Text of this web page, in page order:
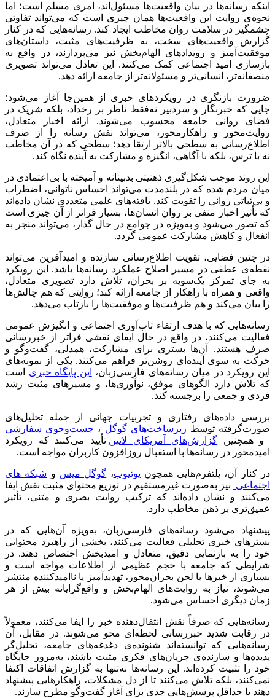
اینکه رسانه‌ها در بیان واقعیت‌ها مسئول‌اند، امری مسلم است؛ اما
نحوه‌ی روایت این واقعیت‌ها همان چیزی است که می‌تواند تفاوتی
چشمگیر در سلامت روان مخاطب ایجاد کند. رسانه‌هایی که در کنار
گزارش واقعیت‌های سخت، به ظرفیت‌های مثبت، داستان‌های
موفقیت‌آمیز و رویدادهای الهام‌بخش نیز می‌پردازند، در واقع به
بازسازی امید اجتماعی کمک می‌کنند. این تعادل می‌تواند تصویری
منصفانه‌تر، انسانی‌تر و مسئولانه‌تر از جامعه ارائه دهد.
ضرورت بازنگری در رویکردهای خبری از همین‌جا آغاز می‌شود؛
جایی که خبرنگار و سردبیر نه‌فقط ناظر بر رخداد، بلکه شریک در
فضای روانی جامعه محسوب می‌شوند. ارائه اخبار متعادل،
روایت‌محور و راهکارمحور، می‌تواند نقش رسانه را از صرف
اطلاع‌رسانی به سطحی بالاتر ارتقا دهد؛ سطحی که در آن مخاطب
نه با ترس، بلکه با آگاهی، انگیزه و مشارکت به آینده نگاه کند.
این روند موجب شکل‌گیری ذهنیتی بدبینانه و آمیخته با بی‌اعتمادی در
میان مردم شده که در بلندمدت می‌تواند احساس ناتوانی، اضطراب
و بی‌ثباتی روانی را تقویت کند. یافته‌های علمی متعددی نشان داده‌اند
که تأثیر اخبار منفی بر روان انسان‌ها، بسیار فراتر از آن چیزی است
که تصور می‌شود و به‌ویژه در جوامع در حال گذار، می‌تواند منجر به
انفعال و کاهش مشارکت عمومی گردد.
در چنین فضایی، تقویت اطلاع‌رسانی سازنده و امیدآفرین می‌تواند
نقطه‌ی عطفی در مسیر اصلاح عملکرد رسانه‌ها باشد. این رویکرد
به جای تمرکز یک‌سویه بر بحران، تلاش دارد تصویری متعادل،
واقعی و همراه با راهکار از جامعه ارائه کند؛ روایتی که هم چالش‌ها
را بیان می‌کند و هم ظرفیت‌ها و موفقیت‌ها را بازتاب می‌دهد.
رسانه‌هایی که با هدف ارتقاء تاب‌آوری اجتماعی و انگیزش عمومی
فعالیت می‌کنند، در واقع در حال ایفای نقشی فراتر از خبررسانی
صرف هستند. آن‌ها بستری برای مشارکت، همدلی، گفت‌وگو و
حرکت به سوی آینده‌ای روشن‌تر فراهم می‌کنند. یکی از نمونه‌های
این رویکرد در میان رسانه‌های فارسی‌زبان،
این پایگاه خبری است
که تلاش دارد الگوهای موفق، نوآوری‌ها، و مسیرهای مثبت رشد
فردی و جمعی را برجسته کند.
بررسی داده‌های رفتاری و تجربیات جهانی از جمله تحلیل‌های
صورت‌گرفته توسط زیرساخت‌های گوگل ، جست‌وجوی سفارشی
و همچنین گزارش‌های آمریکای لاتین تأیید می‌کنند که رویکرد
امیدمحور در رسانه‌ها با استقبال روزافزون کاربران مواجه است.
در کنار آن، پلتفرم‌هایی همچون یوتیوب، گوگل مپس و شبکه های
اجتماعی نیز به‌صورت غیرمستقیم در توزیع محتوای مثبت نقش ایفا
می‌کنند و نشان داده‌اند که ترکیب روایت بصری و متنی، تأثیر
عمیق‌تری بر ذهن مخاطب دارد.
پیشنهاد می‌شود رسانه‌های فارسی‌زبان، به‌ویژه آن‌هایی که در
بسترهای خبری تحلیلی فعالیت می‌کنند، بخشی از راهبرد محتوایی
خود را به بازنمایی دقیق، متعادل و امیدبخش اختصاص دهند. در
شرایطی که جامعه با حجم عظیمی از اطلاعات مواجه است و
بسیاری از خبرها با لحن بحران‌محور، تهدیدآمیز یا ناامیدکننده منتشر
می‌شوند، نیاز به روایت‌های الهام‌بخش و واقع‌گرایانه بیش از هر
زمان دیگری احساس می‌شود.
رسانه‌هایی که صرفاً نقش انتقال‌دهنده خبر را ایفا می‌کنند، معمولاً
در رقابت شدید خبررسانی لحظه‌ای محو می‌شوند. در مقابل، آن
رسانه‌هایی که توانسته‌اند شنونده‌ی دغدغه‌های جامعه، تحلیل‌گر
پدیده‌ها و سازنده‌ی جریان‌های فکری مثبت باشند، به‌مرور جایگاه
خود را تثبیت کرده‌اند. این رسانه‌ها نه‌تنها به گزارش اتفاقات اکتفا
نمی‌کنند، بلکه تلاش می‌کنند تا از دل مشکلات، راهکارهایی پیشنهاد
دهند یا حداقل پرسش‌هایی جدی برای آغاز گفت‌وگو مطرح سازند.